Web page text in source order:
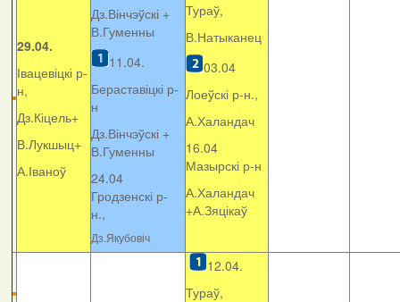
29.04.
Івацевіцкі р-
н,
Дз.Кіцель+
В.Лукшыц+
А.Іваноў
Дз.Вінчэўскі +
В.Гуменны
11.04.
Бераставіцкі р-
н
Дз.Вінчэўскі +
В.Гуменны
24.04
Гродзенскі р-
н.,
Дз.Якубовіч
Тураў,
В.Натыканец
03.04
Лоеўскі р-н.,
А.Халандач
16.04
Мазырскі р-н
А.Халандач
+А.Зяцікаў
12.04.
Тураў,